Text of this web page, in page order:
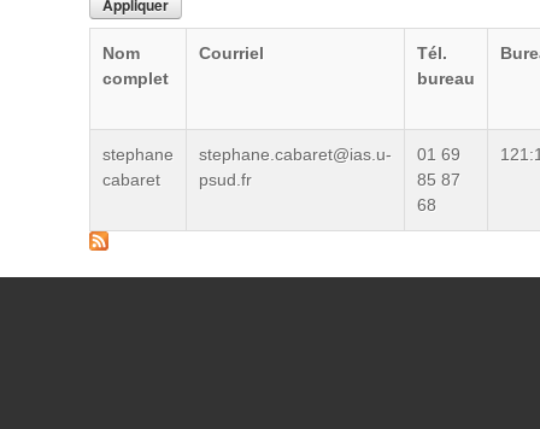
Nom
complet
Courriel
Tél.
bureau
stephane
cabaret
stephane.cabaret@ias.u-
psud.fr
01 69
85 87
68